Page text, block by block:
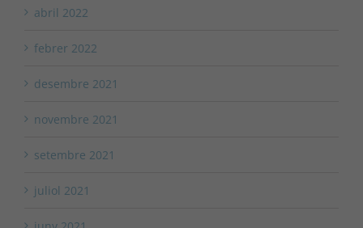
abril 2022
febrer 2022
desembre 2021
novembre 2021
setembre 2021
juliol 2021